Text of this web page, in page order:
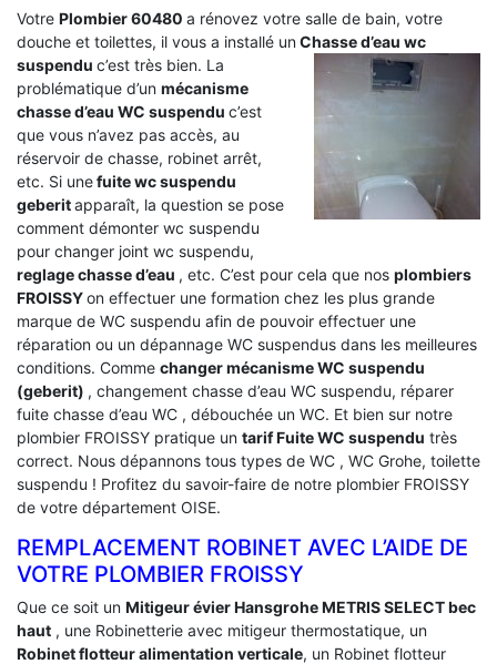
Votre Plombier 60480 a rénovez votre salle de bain, votre
douche et toilettes, il vous a installé unChasse d’eau wc
suspendu c’est très bien. La
problématique d’un mécanisme
chasse d’eau WC suspendu c’est
que vous n’avez pas accès, au
réservoir de chasse, robinet arrêt,
etc. Si unefuite wc suspendu
geberitapparaît, la question se pose
comment démonter wc suspendu
pour changer joint wc suspendu,
reglage chasse d’eau , etc. C’est pour cela que nos plombiers
FROISSYon effectuer une formation chez les plus grande
marque de WC suspendu afin de pouvoir effectuer une
réparation ou un dépannage WC suspendus dans les meilleures
conditions. Comme changer mécanisme WC suspendu
(geberit) , changement chasse d’eau WC suspendu, réparer
fuite chasse d’eau WC , débouchée un WC. Et bien sur notre
plombier FROISSY pratique un tarif Fuite WC suspendu très
correct. Nous dépannons tous types de WC , WC Grohe, toilette
suspendu ! Profitez du savoir-faire de notre plombier FROISSY
de votre département OISE.
REMPLACEMENT ROBINET AVEC L’AIDE DE
VOTRE PLOMBIER FROISSY
Que ce soit un Mitigeur évier Hansgrohe METRIS SELECT bec
haut , une Robinetterie avec mitigeur thermostatique, un
Robinet flotteur alimentation verticale, un Robinet flotteur